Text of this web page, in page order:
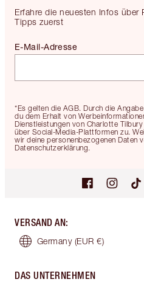
Erfahre die neuesten Infos
Tipps zuerst
*Es gelten die AGB. Durch die
du dem Erhalt von
Dienstleistungen von Charlotte
über Social-Media-Plattformen zu.
wir deine personenbezogenen Daten
Datenschutzerklärung.
E-Mail-Adresse
VERSAND AN:
Germany (EUR €)
DAS UNTERNEHMEN